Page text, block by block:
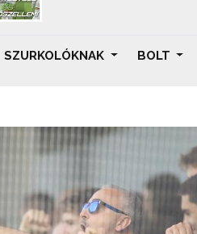
SZURKOLÓKNAK BOLT